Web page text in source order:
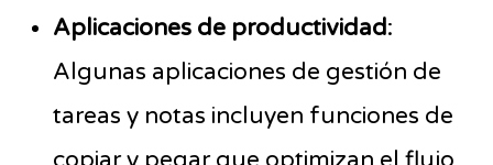
Aplicaciones de productividad:
Algunas aplicaciones de gestión de
tareas y notas incluyen funciones de